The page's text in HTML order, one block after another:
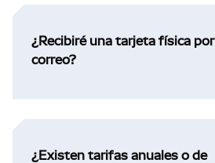
¿Recibiré una tarjeta física por
correo?
¿Existen tarifas anuales o de